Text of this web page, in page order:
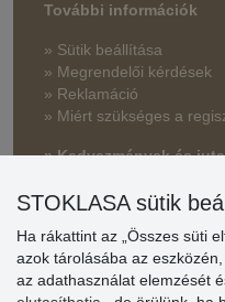
További információk
» Sütik beállítása
» Megrendelői kérdések
» Reklamáció
» Miért szükséges a
» Kedvezmények és
Vásárlók
STOKLASA sütik
Ha rákattint az „Összes süti
azok tárolásába az
az adathasználat elemzését